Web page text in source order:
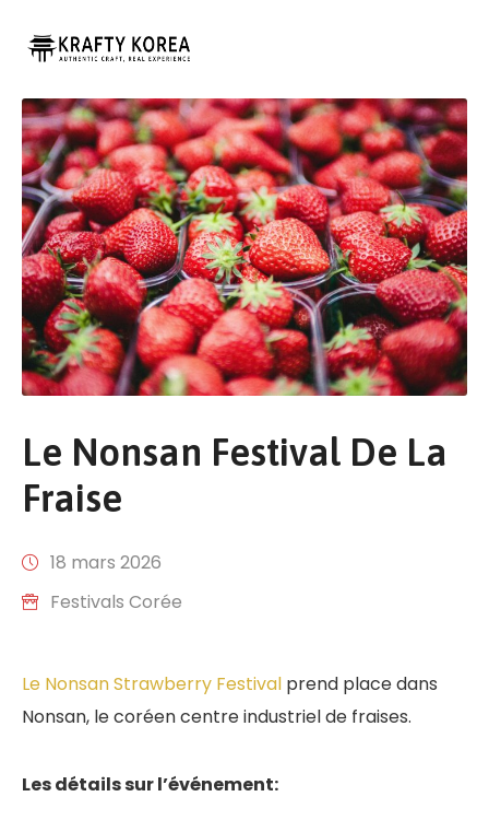
Voyage
Personalisé
Blog
Contact
Propos
Le Nonsan Festival De La
Fraise
18 mars 2026
Festivals Corée
Le Nonsan Strawberry Festival prend place dans
Nonsan, le coréen centre industriel de fraises.
Les détails sur l’événement: